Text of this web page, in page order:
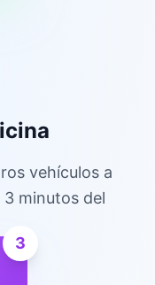
vehículos a
minutos del
3